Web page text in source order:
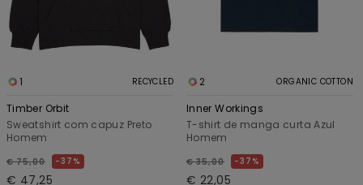
1 RECYCLED
Timber Orbit
Sweatshirt com capuz Preto
Homem
€ 75,00 37%
€ 47,25
2 ORGANIC COTTON
Inner Workings
T-shirt de manga curta Azul
Homem
€ 35,00 37%
€ 22,05